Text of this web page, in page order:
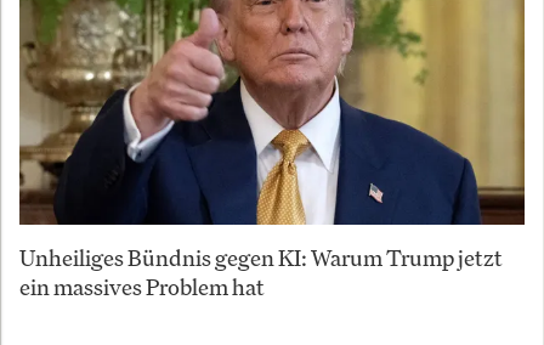
Unheiliges Bündnis gegen KI: Warum Trump jetzt
ein massives Problem hat